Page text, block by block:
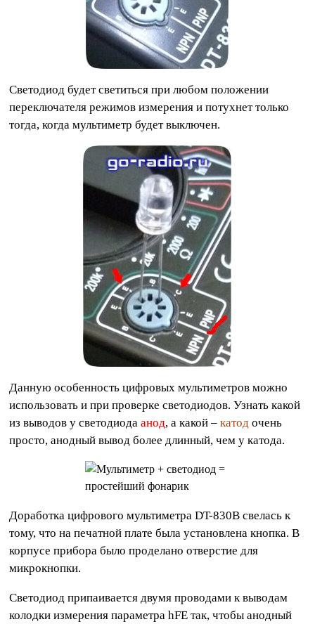
Светодиод будет светиться при любом положении
переключателя режимов измерения и потухнет только
тогда, когда мультиметр будет выключен.
Данную особенность цифровых мультиметров можно
использовать и при проверке светодиодов. Узнать какой
из выводов у светодиодаанод, а какой –катод очень
просто, анодный вывод более длинный, чем у катода.
Доработка цифрового мультиметра DT-830B свелась к
тому, что на печатной плате была установлена кнопка. В
корпусе прибора было проделано отверстие для
микрокнопки.
Светодиод припаивается двумя проводами к выводам
колодки измерения параметра hFE так, чтобы анодный